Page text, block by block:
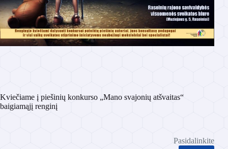
Kviečiame į piešinių konkurso „Mano svajonių atšvaitas“
baigiamąjį renginį
Pasidalinkite